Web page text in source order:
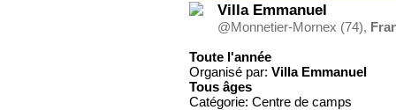
Villa Emmanuel
@Monnetier-Mornex (74),
Toute l'année
Organisé par: Villa Emmanuel
Tous âges
Catégorie: Centre de camps